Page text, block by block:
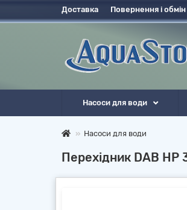
Доставка Повернення і обмін
Насоси для води
Насоси для води
Перехідник DAB